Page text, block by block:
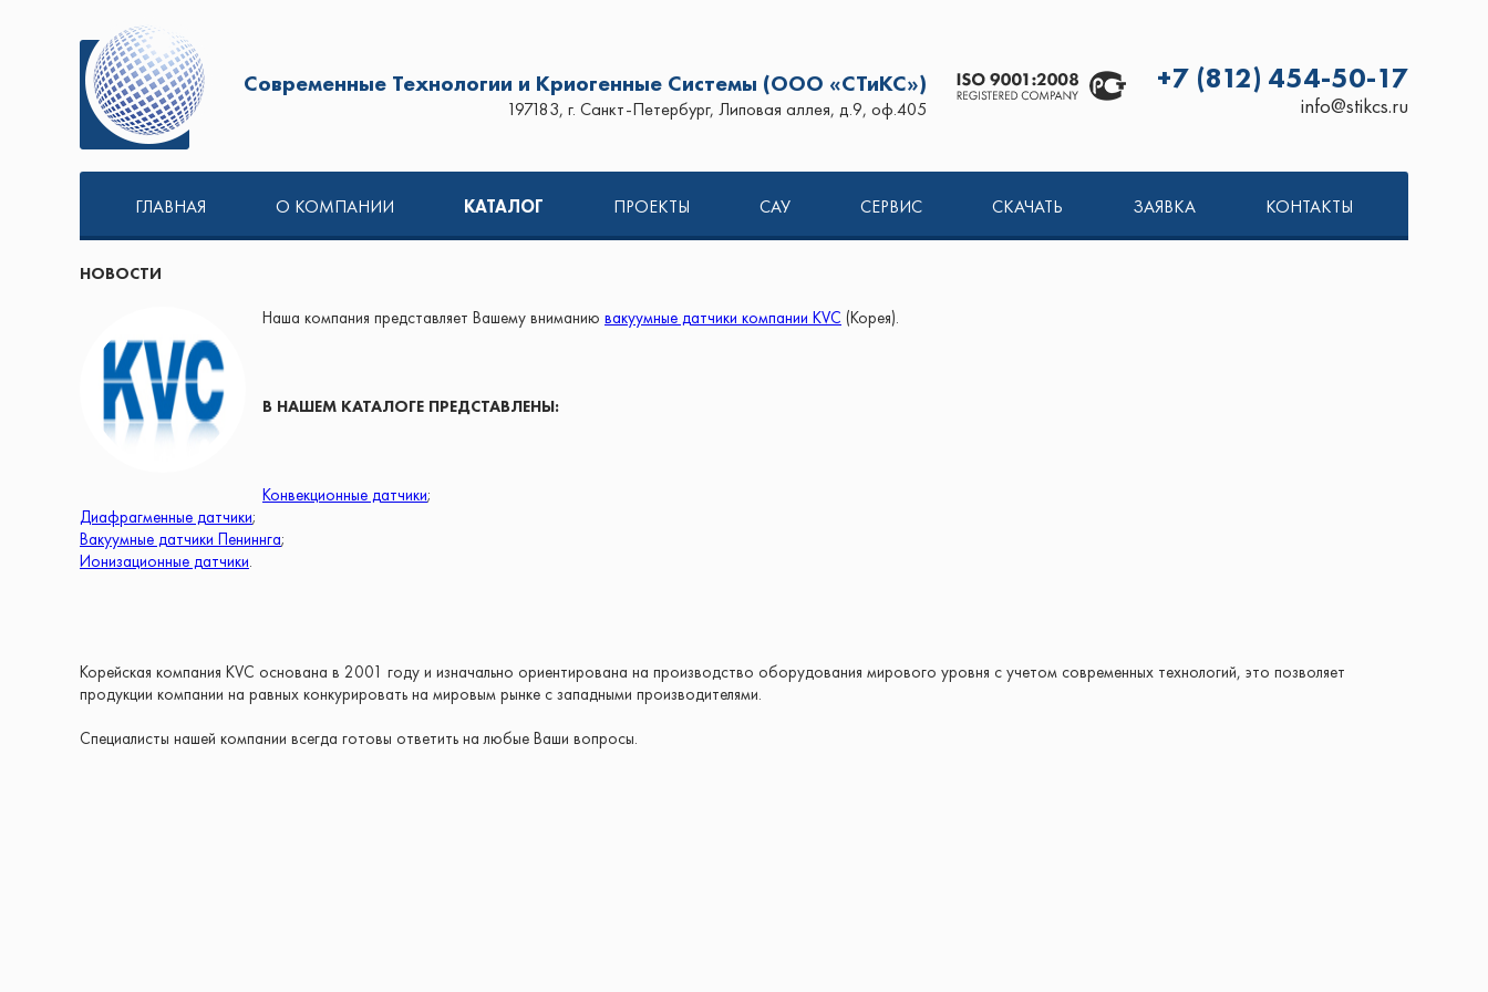
Современные Технологии и Криогенные Системы (ООО «СТиКС»)
197183, г. Санкт-Петербург, Липовая аллея, д.9, оф.405
+7 (812) 454-50-17
info@stikcs.ru
ГЛАВНАЯ О КОМПАНИИ КАТАЛОГ ПРОЕКТЫ САУ СЕРВИС СКАЧАТЬ ЗАЯВКА КОНТАКТЫ
НОВОСТИ
Наша компания представляет Вашему вниманию вакуумные датчики компании KVC (Корея).
В НАШЕМ КАТАЛОГЕ ПРЕДСТАВЛЕНЫ:
Конвекционные датчики;
Диафрагменные датчики;
Вакуумные датчики Пениннга;
Ионизационные датчики.
Корейская компания KVC основана в 2001 году и изначально ориентирована на производство оборудования мирового уровня с учетом современных технологий, это позволяет
продукции компании на равных конкурировать на мировым рынке с западными производителями.
Специалисты нашей компании всегда готовы ответить на любые Ваши вопросы.